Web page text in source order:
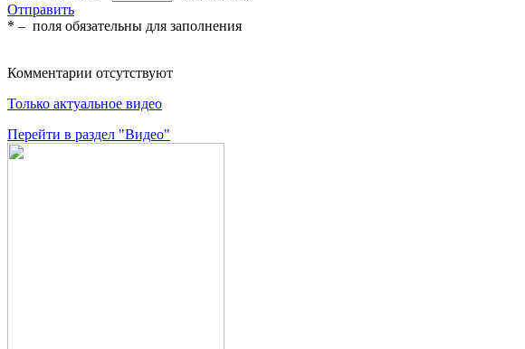
Отправить
* – поля обязательны для заполнения
Комментарии отсутствуют
Только актуальное видео
Перейти в раздел "Видео"